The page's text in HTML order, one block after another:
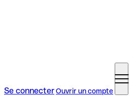
Se connecterOuvrir un compte